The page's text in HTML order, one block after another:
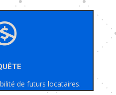
de futurs locataires.